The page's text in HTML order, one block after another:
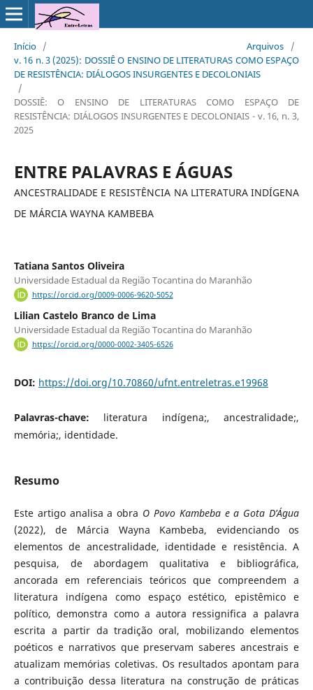
Início / Arquivos
/
v. 16 n. 3 (2025): DOSSIÊ O ENSINO DE LITERATURAS COMO ESPAÇO
DE RESISTÊNCIA: DIÁLOGOS INSURGENTES E DECOLONIAIS
/
DOSSIÊ: O ENSINO DE LITERATURAS COMO ESPAÇO DE
RESISTÊNCIA: DIÁLOGOS INSURGENTES E DECOLONIAIS - v. 16, n. 3,
2025
ENTRE PALAVRAS E ÁGUAS
ANCESTRALIDADE E RESISTÊNCIA NA LITERATURA INDÍGENA
DE MÁRCIA WAYNA KAMBEBA
Tatiana Santos Oliveira
Universidade Estadual da Região Tocantina do Maranhão
https://orcid.org/0009-0006-9620-5052
Lilian Castelo Branco de Lima
Universidade Estadual da Região Tocantina do Maranhão
https://orcid.org/0000-0002-3405-6526
DOI: https://doi.org/10.70860/ufnt.entreletras.e19968
Palavras-chave: literatura indígena;, ancestralidade;,
memória;, identidade.
Resumo
Este artigo analisa a obra O Povo Kambeba e a Gota D’Água
(2022), de Márcia Wayna Kambeba, evidenciando os
elementos de ancestralidade, identidade e resistência. A
pesquisa, de abordagem qualitativa e bibliográfica,
ancorada em referenciais teóricos que compreendem a
literatura indígena como espaço estético, epistêmico e
político, demonstra como a autora ressignifica a palavra
escrita a partir da tradição oral, mobilizando elementos
poéticos e narrativos que preservam saberes ancestrais e
atualizam memórias coletivas. Os resultados apontam para
a contribuição dessa literatura na construção de práticas